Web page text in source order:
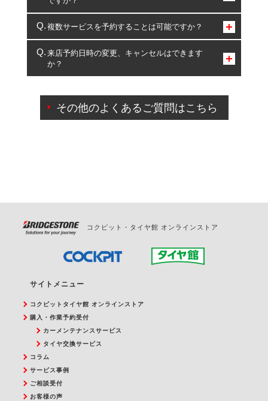
コクピット・タイヤ館のみとなります。
複数サービスを予約することは可能ですか？
複数サービスのご予約は可能です。
一部の商品・サービスの組み合わせに限り、同時にご予約が
出来ないものもございます。
来店予約日時の変更、キャンセルはできます
か？
ご来店予約日の3営業日前を過ぎている場合のご予約
の日時変更につきましては、直接ご予約の店舗まで
その他のよくあるご質問はこちら
コクピット・タイヤ館 オンラインストア
サイトメニュー
コクピットタイヤ館 オンラインストア
購入・作業予約受付
カーメンテナンスサービス
タイヤ交換サービス
コラム
サービス事例
ご相談受付
お客様の声